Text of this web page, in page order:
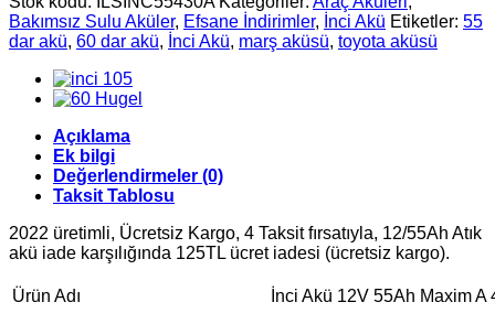
Bakımsız Sulu Aküler, Efsane İndirimler, İnci Akü Etiketler: 55
dar akü, 60 dar akü, İnci Akü, marş aküsü, toyota aküsü
Açıklama
Ek bilgi
Değerlendirmeler (0)
Taksit Tablosu
2022 üretimli, Ücretsiz Kargo, 4 Taksit fırsatıyla, 12/55Ah Atık
akü iade karşılığında 125TL ücret iadesi (ücretsiz kargo).
Ürün Adı
İnci Akü 12V 55Ah Maxim